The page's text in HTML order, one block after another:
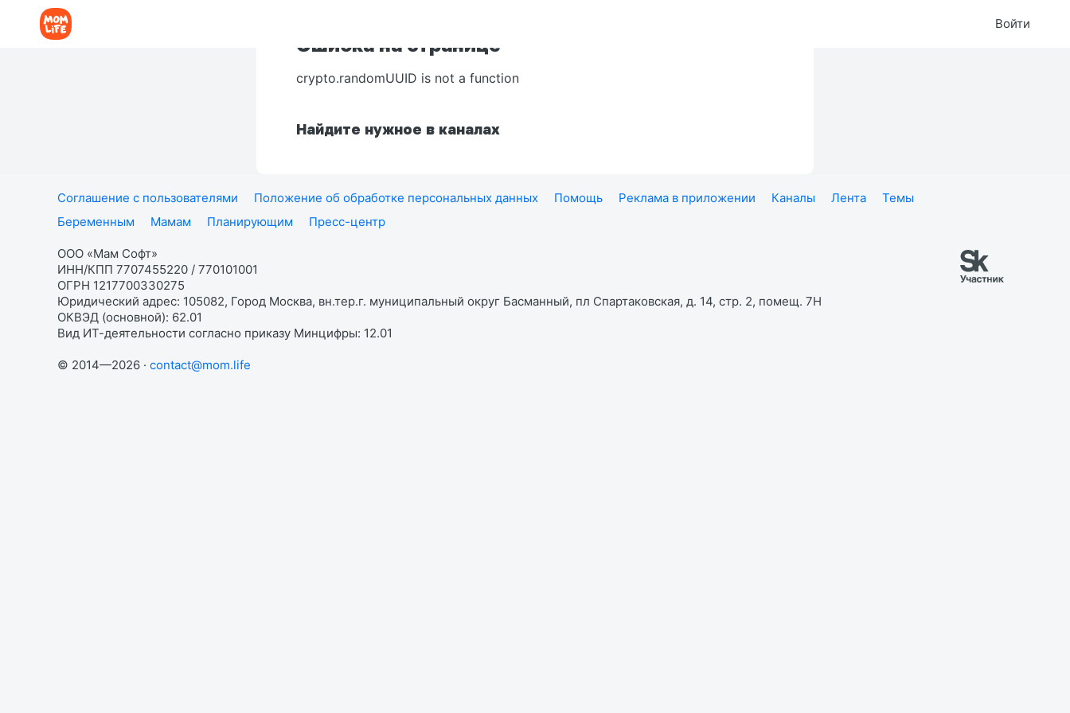
Войти
Ошибка на странице
crypto.randomUUID is not a function
Найдите нужное в каналах
Соглашение с пользователями Положение об обработке персональных данных Помощь Реклама в приложении Каналы Лента
Темы
Беременным
Мамам Планирующим Пресс-центр
ООО «Мам Софт»
ИНН/КПП 7707455220 / 770101001
ОГРН 1217700330275
Юридический адрес: 105082, Город Москва, вн.тер.г. муниципальный округ Басманный, пл Спартаковская, д. 14, стр. 2, помещ. 7Н
ОКВЭД (основной): 62.01
Вид ИТ-деятельности согласно приказу Минцифры: 12.01
© 2014—2026 · contact@mom.life